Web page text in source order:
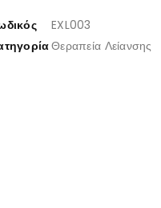
EXL003
Θεραπεία Λείανσης